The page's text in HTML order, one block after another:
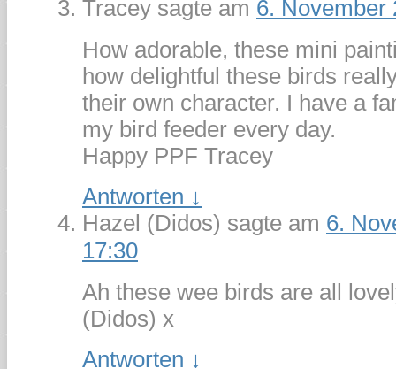
Tracey sagte am 6. November
How adorable, these mini
how delightful these birds
their own character. I have a
my bird feeder every day.
Happy PPF Tracey
Antworten ↓
Hazel (Didos) sagte am 6.
17:30
Ah these wee birds are all
(Didos) x
Antworten ↓